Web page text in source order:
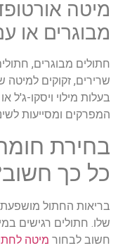
מיטה
מבוגרים או
חתולים מבוגרים,
שרירים, זקוקים
בעלות מילוי ויסקו-ג'ל
המפרקים ומסייעות
בחירת
כל כך
בריאות החתול
שלו. חתולים רגישים
חשוב לבחור מיטה